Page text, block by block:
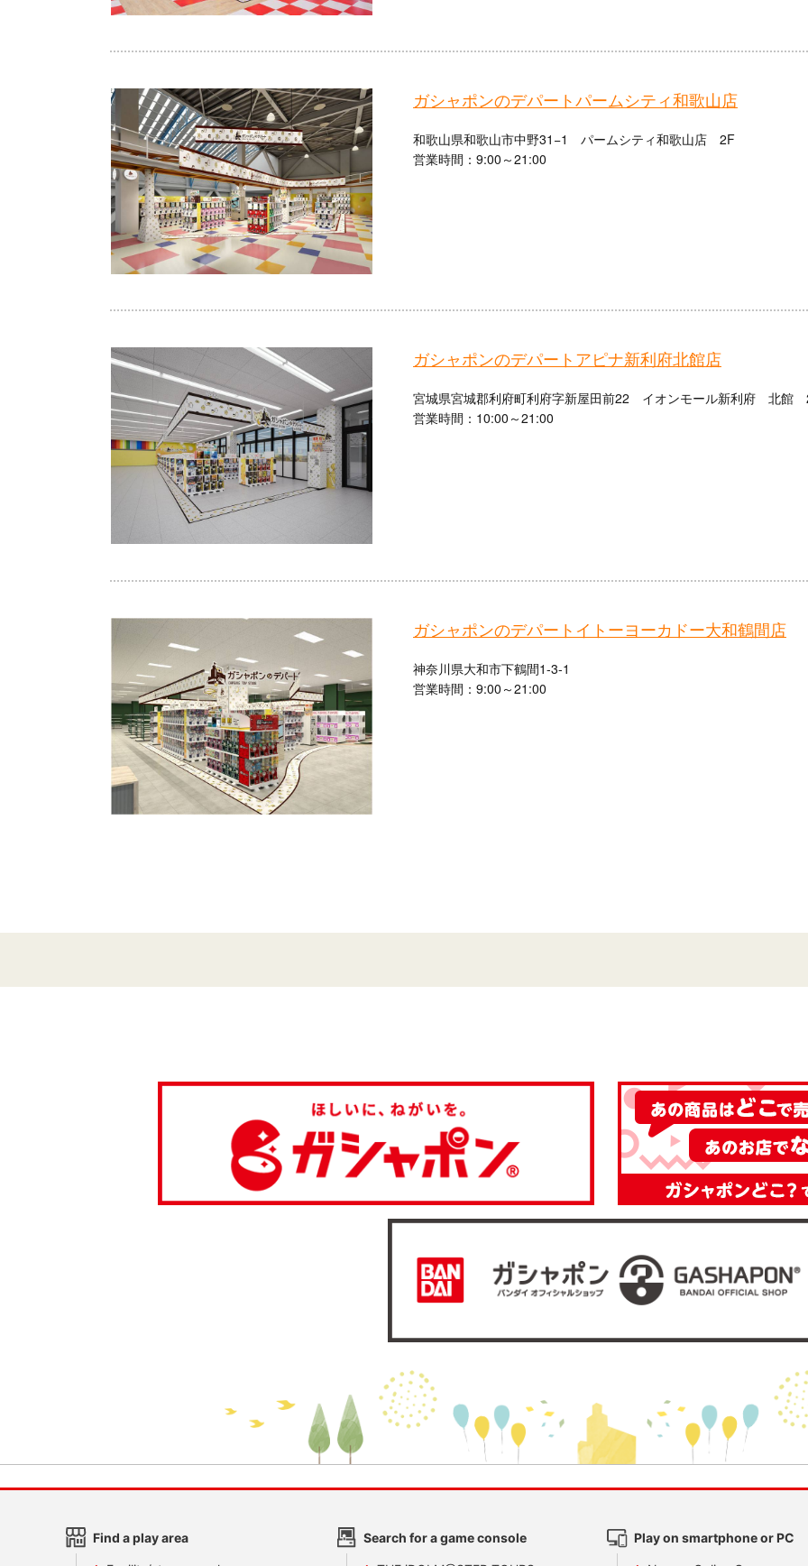
ガシャポンのデパートパームシティ和歌山店
和歌山県和歌山市中野31−1 パームシティ和歌山店 2F​
営業時間：9:00～21:00
ガシャポンのデパートアピナ新利府北館店
宮城県宮城郡利府町利府字新屋田前22 イオンモール新利府 北館
営業時間：10:00～21:00
ガシャポンのデパートイトーヨーカドー大和鶴間店
神奈川県大和市下鶴間1-3-1
営業時間：9:00～21:00
Find a play area Search for a game console Play on smartphone or PC